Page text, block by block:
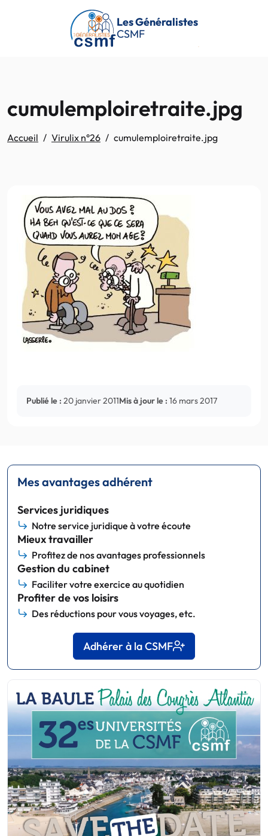
Passer au contenu principal
Les Généralistes
CSMF
cumulemploiretraite.jpg
Accueil Virulix n°26 cumulemploiretraite.jpg
Publié le : 20 janvier 2011Mis à jour le : 16 mars 2017
Mes avantages adhérent
Services juridiques
Notre service juridique à votre écoute
Mieux travailler
Profitez de nos avantages professionnels
Gestion du cabinet
Faciliter votre exercice au quotidien
Profiter de vos loisirs
Des réductions pour vous voyages, etc.
Adhérer à la CSMF